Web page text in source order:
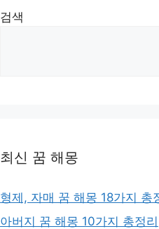
검색
최신 꿈 해몽
형제, 자매 꿈 해몽 18가지 총
아버지 꿈 해몽 10가지 총정리